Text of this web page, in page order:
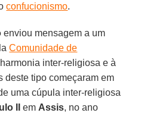
confucionismo.
enviou mensagem a um
Comunidade de
inter-religiosa e à
deste tipo começaram em
uma cúpula inter-religiosa
II em Assis, no ano